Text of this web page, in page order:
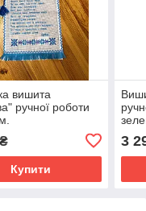
вишита
ручної роботи
Купити
3